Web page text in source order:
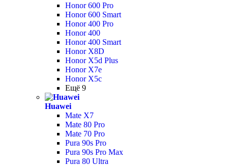
Honor 600 Pro
Honor 600 Smart
Honor 400 Pro
Honor 400
Honor 400 Smart
Honor X8D
Honor X5d Plus
Honor X7e
Honor X5c
Ещё 9
Huawei
Mate X7
Mate 80 Pro
Mate 70 Pro
Pura 90s Pro
Pura 90s Pro Max
Pura 80 Ultra